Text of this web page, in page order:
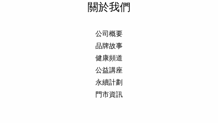
關於我們
公司概要
品牌故事
健康頻道
公益講座
永續計劃
門市資訊